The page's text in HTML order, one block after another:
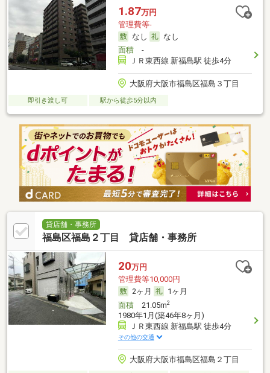
1.87万円
管理費等-
なし
なし
面積-
ＪＲ東西線 新福島駅 徒歩4分
大阪府大阪市福島区福島３丁目
即引き渡し可 駅から徒歩5分以内
貸店舗・事務所
福島区福島２丁目 貸店舗・事務所
20万円
管理費等10,000円
2ヶ月
1ヶ月
面積21.05m2
1980年1月(築46年8ヶ月)
ＪＲ東西線 新福島駅 徒歩4分
その他の交通
大阪府大阪市福島区福島２丁目